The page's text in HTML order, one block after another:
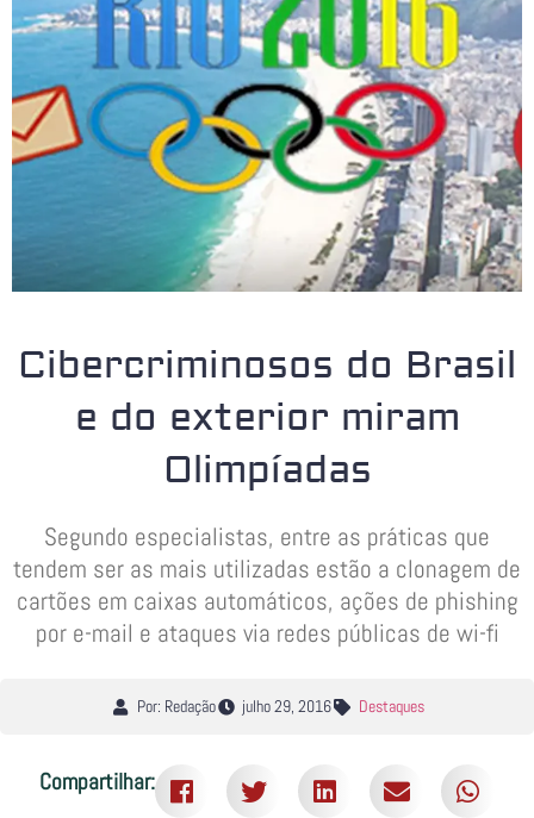
Cibercriminosos do Brasil
e do exterior miram
Olimpíadas
Segundo especialistas, entre as práticas que
tendem ser as mais utilizadas estão a clonagem de
cartões em caixas automáticos, ações de phishing
por e-mail e ataques via redes públicas de wi-fi
Por: Redação julho 29, 2016 Destaques
Compartilhar: